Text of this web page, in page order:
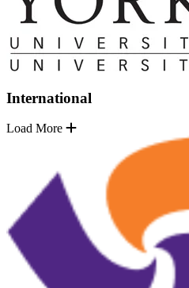
International
Load More